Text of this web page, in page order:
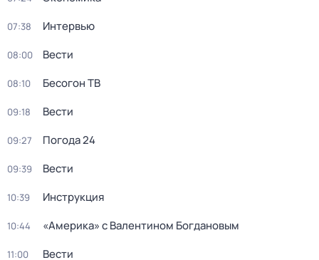
07:38 Интервью
08:00 Вести
08:10 Бесогон ТВ
09:18 Вести
09:27 Погода 24
09:39 Вести
10:39 Инструкция
10:44 «Америка» с Валентином Богдановым
11:00 Вести